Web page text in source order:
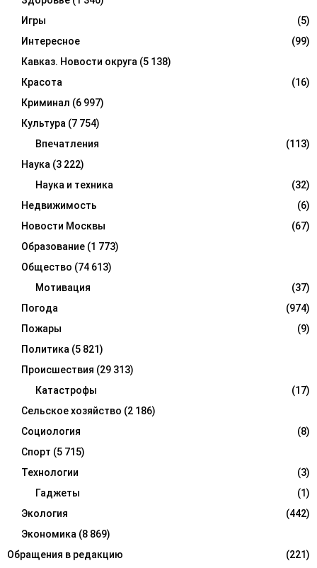
Игры
(5)
Интересное
(99)
Кавказ. Новости округа (5 138)
Красота
(16)
Криминал (6 997)
Культура (7 754)
Впечатления
(113)
Наука (3 222)
Наука и техника
(32)
Недвижимость
(6)
Новости Москвы
(67)
Образование (1 773)
Общество (74 613)
Мотивация
(37)
Погода
(974)
Пожары
(9)
Политика (5 821)
Происшествия (29 313)
Катастрофы
(17)
Сельское хозяйство (2 186)
Социология
(8)
Спорт (5 715)
Технологии
(3)
Гаджеты
(1)
Экология
(442)
Экономика (8 869)
Обращения в редакцию
(221)